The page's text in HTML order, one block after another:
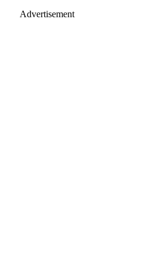
Advertisement